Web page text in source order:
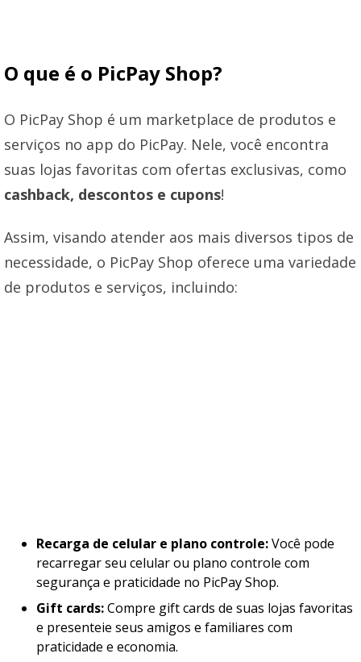
O que é o PicPay Shop?
O PicPay Shop é um marketplace de produtos e
serviços no app do PicPay. Nele, você encontra
suas lojas favoritas com ofertas exclusivas, como
cashback, descontos e cupons!
Assim, visando atender aos mais diversos tipos de
necessidade, o PicPay Shop oferece uma variedade
de produtos e serviços, incluindo:
Recarga de celular e plano controle:Você pode
recarregar seu celular ou plano controle com
segurança e praticidade no PicPay Shop.
Gift cards:Compre gift cards de suas lojas favoritas
e presenteie seus amigos e familiares com
praticidade e economia.